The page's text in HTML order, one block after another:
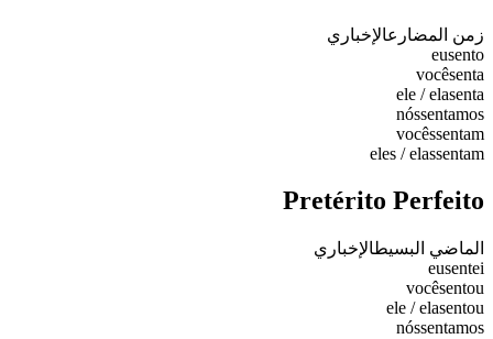
زمن المضارعالإخباري
eusento
vocêsenta
ele / elasenta
nóssentamos
vocêssentam
eles / elassentam
Pretérito Perfeito
الماضي البسيطالإخباري
eusentei
vocêsentou
ele / elasentou
nóssentamos